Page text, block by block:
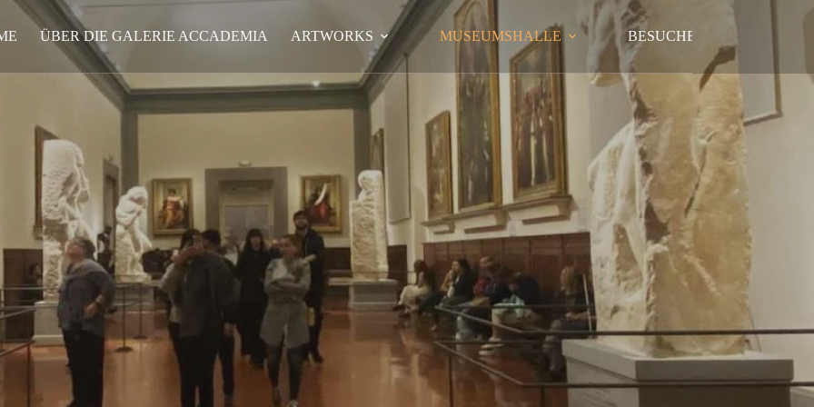
ÜBER DIE GALERIE ACCADEMIA ARTWORKS MUSEUMSHALLE